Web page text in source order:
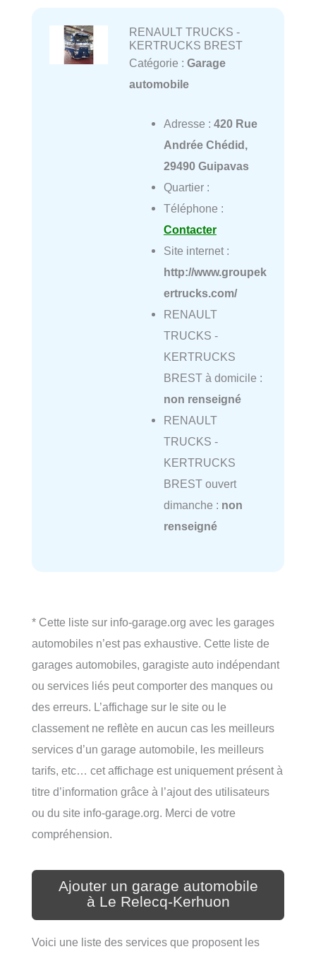
RENAULT TRUCKS -
KERTRUCKS BREST
Catégorie : Garage
automobile
Adresse : 420 Rue
Andrée Chédid,
29490 Guipavas
Quartier :
Téléphone :
Contacter
Site internet :
http://www.groupek
ertrucks.com/
RENAULT
TRUCKS -
KERTRUCKS
BREST à domicile :
non renseigné
RENAULT
TRUCKS -
KERTRUCKS
BREST ouvert
dimanche : non
renseigné
* Cette liste sur info-garage.org avec les garages
automobiles n’est pas exhaustive. Cette liste de
garages automobiles, garagiste auto indépendant
ou services liés peut comporter des manques ou
des erreurs. L’affichage sur le site ou le
classement ne reflète en aucun cas les meilleurs
services d’un garage automobile, les meilleurs
tarifs, etc… cet affichage est uniquement présent à
titre d’information grâce à l’ajout des utilisateurs
ou du site info-garage.org. Merci de votre
compréhension.
Ajouter un garage automobile
à Le Relecq-Kerhuon
Voici une liste des services que proposent les